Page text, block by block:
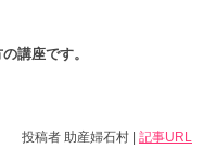
講座です。
投稿者 助産婦石村 | 記事URL